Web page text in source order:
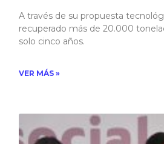
A través de su propuesta
recuperado más de 20.000
solo cinco años.​
VER MÁS »